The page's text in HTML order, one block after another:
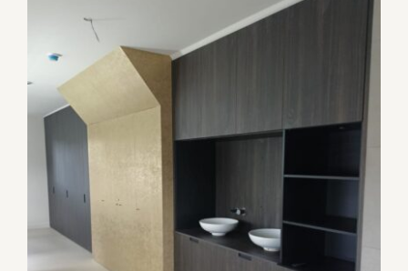
Slaapkamer en badkamer in
Slaapkamerkasten